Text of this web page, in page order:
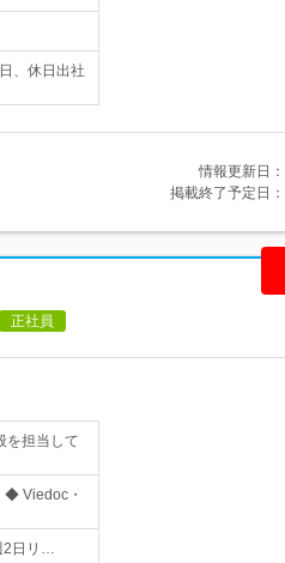
、休日出社
情報更新日：
掲載終了予定日：
正社員
を担当して
◆ Viedoc・
2日リ…